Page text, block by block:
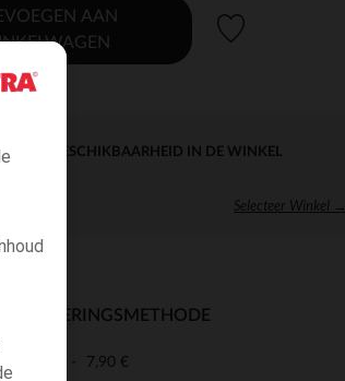
AAN
BESCHIKBAARHEID IN DE WINKEL
Selecteer Winkel →
LEVERINGSMETHODE
huis 7,90 €